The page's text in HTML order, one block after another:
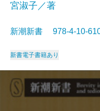
宮淑子／著
新潮新書 978-4-10-
新書電子書籍あり